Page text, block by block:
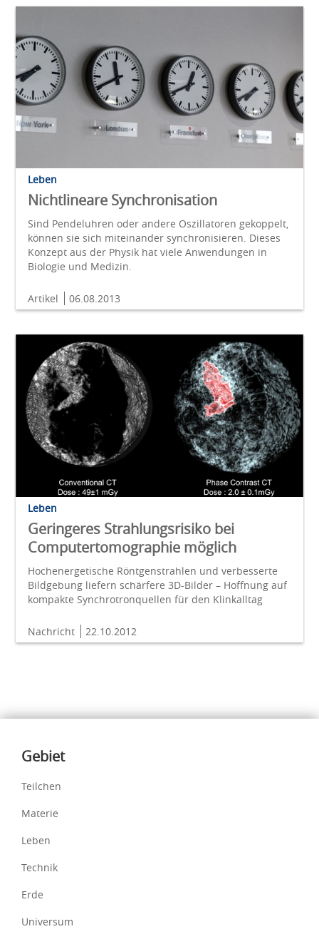
Leben
Nichtlineare Synchronisation
Sind Pendeluhren oder andere Oszillatoren gekoppelt,
können sie sich miteinander synchronisieren. Dieses
Konzept aus der Physik hat viele Anwendungen in
Biologie und Medizin.
Artikel 06.08.2013
Leben
Geringeres Strahlungsrisiko bei
Computertomographie möglich
Hochenergetische Röntgenstrahlen und verbesserte
Bildgebung liefern schärfere 3D-Bilder – Hoffnung auf
kompakte Synchrotronquellen für den Klinkalltag
Nachricht 22.10.2012
Inhalte
Gebiet
Teilchen
Materie
Leben
Technik
Erde
Universum